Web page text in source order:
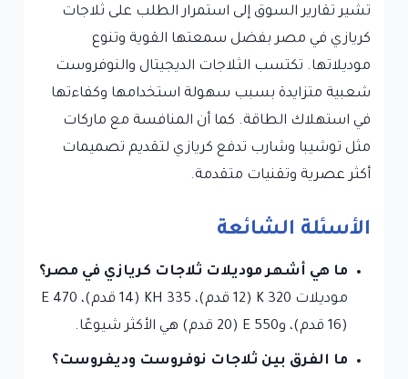
تشير تقارير السوق إلى استمرار الطلب على ثلاجات
كريازي في مصر بفضل سمعتها القوية وتنوع
موديلاتها. تكتسب الثلاجات الديجيتال والنوفروست
شعبية متزايدة بسبب سهولة استخدامها وكفاءتها
في استهلاك الطاقة. كما أن المنافسة مع ماركات
مثل توشيبا وشارب تدفع كريازي لتقديم تصميمات
أكثر عصرية وتقنيات متقدمة.
الأسئلة الشائعة
ما هي أشهر موديلات ثلاجات كريازي في مصر؟
موديلات K 320 (12 قدم)، KH 335 (14 قدم)، E 470
(16 قدم)، وE 550 (20 قدم) هي الأكثر شيوعًا.
ما الفرق بين ثلاجات نوفروست وديفروست؟